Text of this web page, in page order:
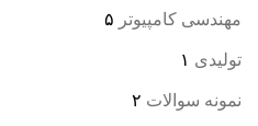
مهندسی کامپیوتر ۵
تولیدی ۱
نمونه سوالات ۲